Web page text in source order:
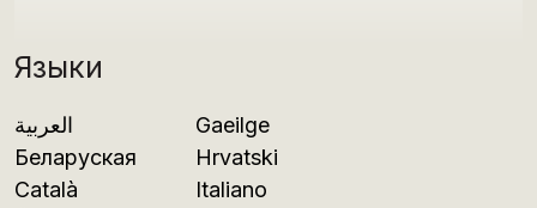
Языки
العربية
Беларуская
Català
Gaeilge
Hrvatski
Italiano